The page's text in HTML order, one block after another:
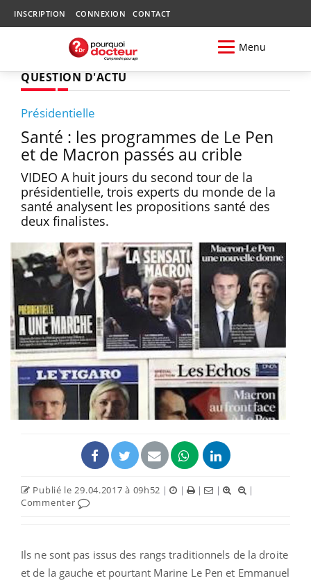
INSCRIPTION CONNEXION CONTACT
Menu
QUESTION D'ACTU
Présidentielle
Santé : les programmes de Le Pen
et de Macron passés au crible
VIDEO A huit jours du second tour de la
présidentielle, trois experts du monde de la
santé analysent les propositions santé des
deux finalistes.
Publié le 29.04.2017 à 09h52 | | | |
|
Commenter
Ils ne sont pas issus des rangs traditionnels de la droite
et de la gauche et pourtant Marine Le Pen et Emmanuel